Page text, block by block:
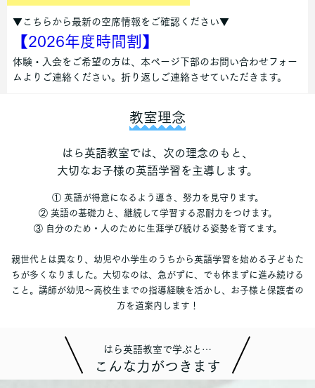
▼こちらから最新の空席情報をご確認ください▼
【2026年度時間割】
体験・入会をご希望の方は、本ページ下部のお問い合わせフォー
ムよりご連絡ください。折り返しご連絡させていただきます。
教室理念
はら英語教室では、次の理念のもと、
大切なお子様の英語学習を主導します。
① 英語が得意になるよう導き、努力を見守ります。
② 英語の基礎力と、継続して学習する忍耐力をつけます。
③ 自分のため・人のために生涯学び続ける姿勢を育てます。
親世代とは異なり、幼児や小学生のうちから英語学習を始める子どもた
ちが多くなりました。大切なのは、急がずに、でも休まずに進み続ける
こと。講師が幼児～高校生までの指導経験を活かし、お子様と保護者の
方を道案内します！
はら英語教室で学ぶと…
こんな力がつきます